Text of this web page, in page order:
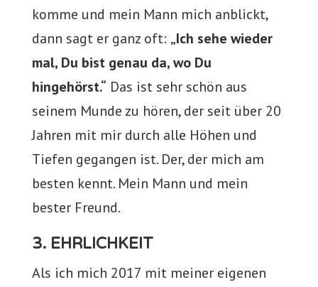
komme und mein Mann mich anblickt,
dann sagt er ganz oft: „Ich sehe wieder
mal, Du bist genau da, wo Du
hingehörst.“ Das ist sehr schön aus
seinem Munde zu hören, der seit über 20
Jahren mit mir durch alle Höhen und
Tiefen gegangen ist. Der, der mich am
besten kennt. Mein Mann und mein
bester Freund.
3. EHRLICHKEIT
Als ich mich 2017 mit meiner eigenen